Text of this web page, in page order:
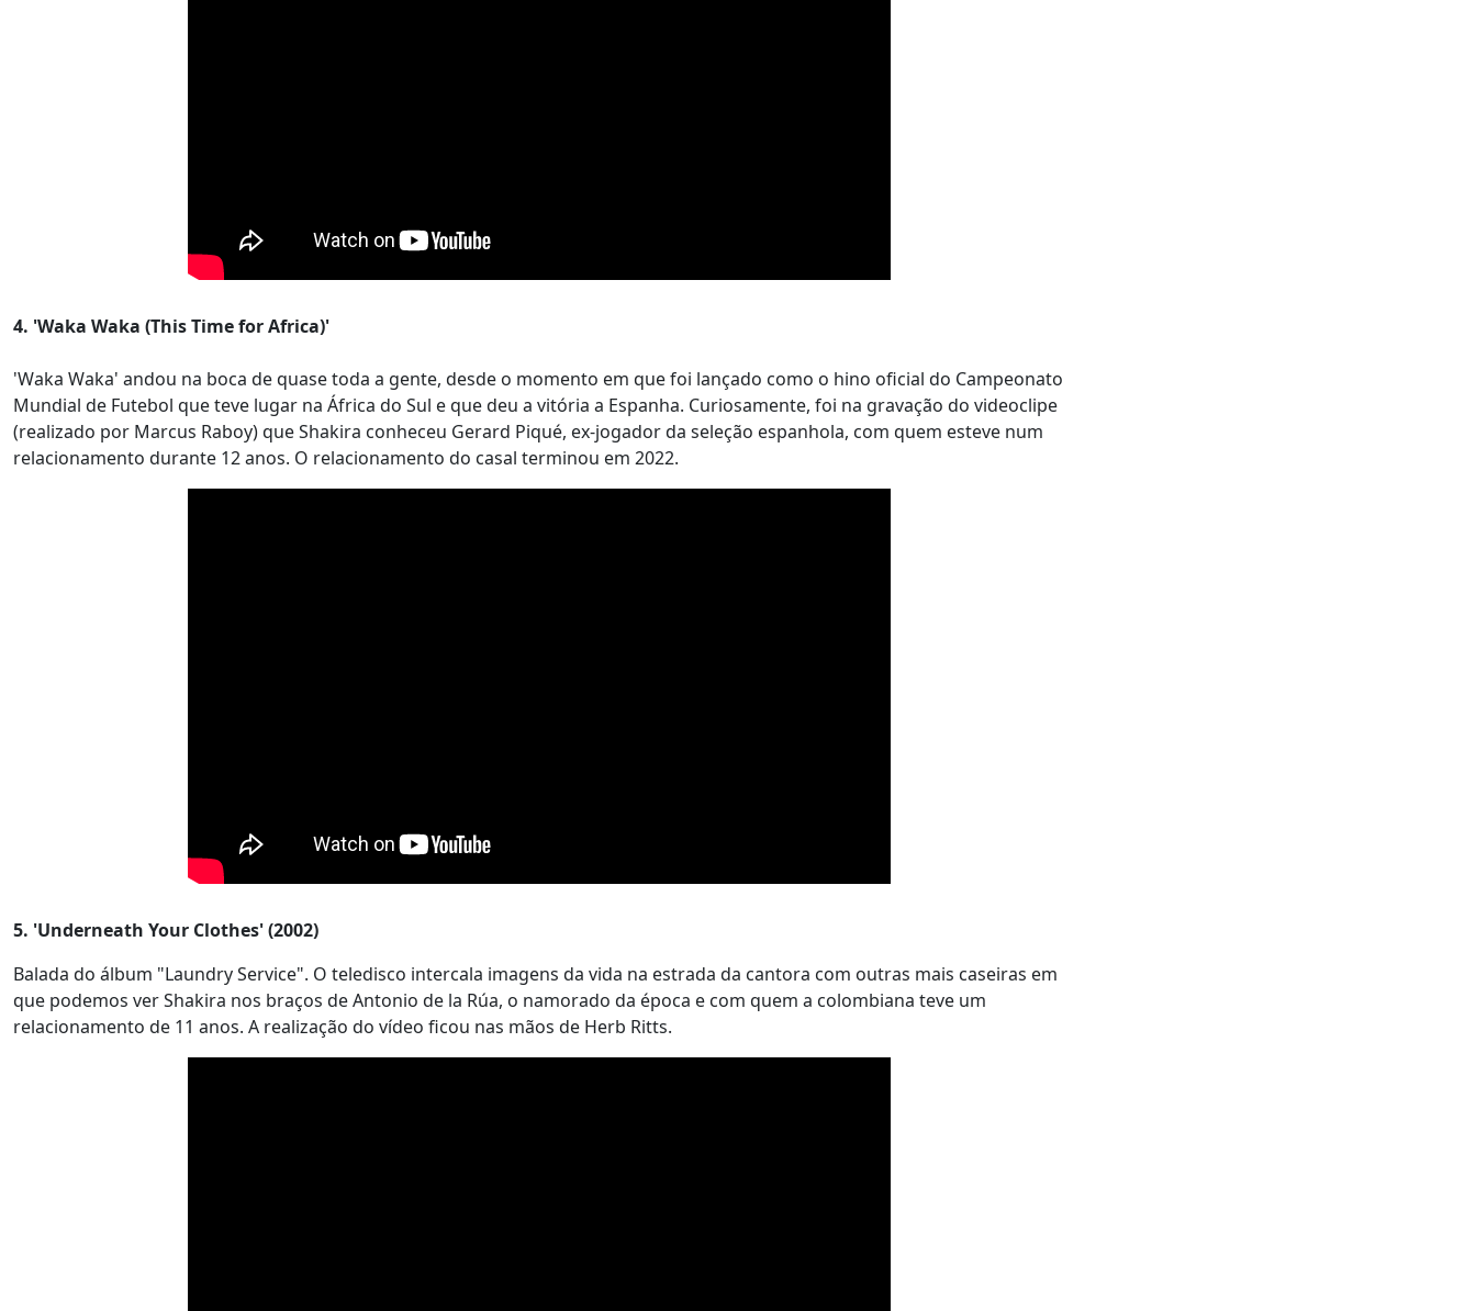
4. 'Waka Waka (This Time for Africa)'
'Waka Waka' andou na boca de quase toda a gente, desde o momento em que foi lançado como o hino oficial do Campeonato
Mundial de Futebol que teve lugar na África do Sul e que deu a vitória a Espanha. Curiosamente, foi na gravação do videoclipe
(realizado por Marcus Raboy) que Shakira conheceu Gerard Piqué, ex-jogador da seleção espanhola, com quem esteve num
relacionamento durante 12 anos. O relacionamento do casal terminou em 2022.
5. 'Underneath Your Clothes' (2002)
Balada do álbum "Laundry Service". O teledisco intercala imagens da vida na estrada da cantora com outras mais caseiras em
que podemos ver Shakira nos braços de Antonio de la Rúa, o namorado da época e com quem a colombiana teve um
relacionamento de 11 anos. A realização do vídeo ficou nas mãos de Herb Ritts.